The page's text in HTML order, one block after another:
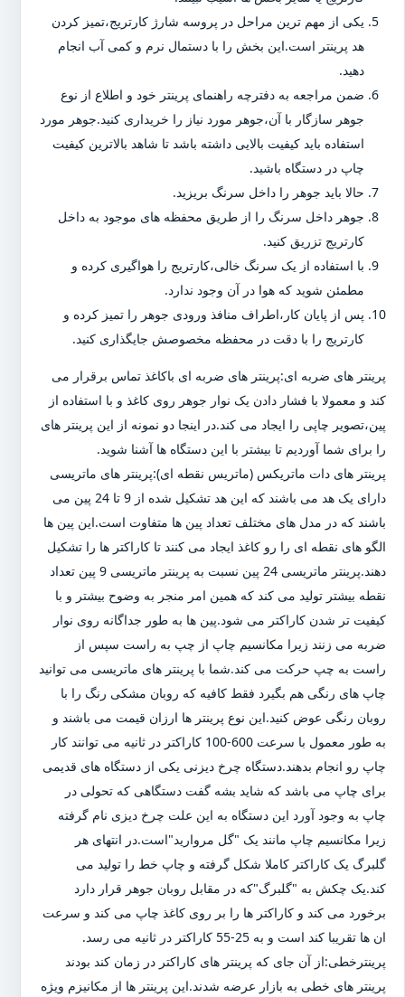
یکی از مهم ترین مراحل در پروسه شارژ کارتریج،تمیز کردن
هد پرینتر است.این بخش را با دستمال نرم و کمی آب انجام
دهید.
ضمن مراجعه به دفترچه راهنمای پرینتر خود و اطلاع از نوع
جوهر سازگار با آن،جوهر مورد نیاز را خریداری کنید.جوهر مورد
استفاده باید کیفیت بالایی داشته باشد تا شاهد بالاترین کیفیت
چاپ در دستگاه باشید.
حالا باید جوهر را داخل سرنگ بریزید.
جوهر داخل سرنگ را از طریق محفظه های موجود به داخل
کارتریج تزریق کنید.
با استفاده از یک سرنگ خالی،کارتریج را هواگیری کرده و
مطمئن شوید که هوا در آن وجود ندارد.
پس از پایان کار،اطراف منافذ ورودی جوهر را تمیز کرده و
کارتریج را با دقت در محفظه مخصوصش جایگذاری کنید.
پرینتر های ضربه ای:پرینتر های ضربه ای باکاغذ تماس برقرار می
کند و معمولا با فشار دادن یک نوار جوهر روی کاغذ و با استفاده از
پین،تصویر چاپی را ایجاد می کند.در اینجا دو نمونه از این پرینتر های
را برای شما آوردیم تا بیشتر با این دستگاه ها آشنا شوید.
پرینتر های دات ماتریکس (ماتریس نقطه ای):پرینتر های ماتریسی
دارای یک هد می باشند که این هد تشکیل شده از 9 تا 24 پین می
باشند که در مدل های مختلف تعداد پین ها متفاوت است.این پین ها
الگو های نقطه ای را رو کاغذ ایجاد می کنند تا کاراکتر ها را تشکیل
دهند.پرینتر ماتریسی 24 پین نسبت به پرینتر ماتریسی 9 پین تعداد
نقطه بیشتر تولید می کند که همین امر منجر به وضوح بیشتر و با
کیفیت تر شدن کاراکتر می شود.پین ها به طور جداگانه روی نوار
ضربه می زنند زیرا مکانسیم چاپ از چپ به راست سپس از
راست به چپ حرکت می کند.شما با پرینتر های ماتریسی می توانید
چاپ های رنگی هم بگیرد فقط کافیه که روبان مشکی رنگ را با
روبان رنگی عوض کنید.این نوع پرینتر ها ارزان قیمت می باشند و
به طور معمول با سرعت 600-100 کاراکتر در ثانیه می توانند کار
چاپ رو انجام بدهند.دستگاه چرخ دیزنی یکی از دستگاه های قدیمی
برای چاپ می باشد که شاید بشه گفت دستگاهی که تحولی در
چاپ به وجود آورد این دستگاه به این علت چرخ دیزی نام گرفته
زیرا مکانسیم چاپ مانند یک "گل مروارید"است.در انتهای هر
گلبرگ یک کاراکتر کاملا شکل گرفته و چاپ خط را تولید می
کند.یک چکش به "گلبرگ"که در مقابل روبان جوهر قرار دارد
برخورد می کند و کاراکتر ها را بر روی کاغذ چاپ می کند و سرعت
ان ها تقریبا کند است و به 25-55 کاراکتر در ثانیه می رسد.
پرینترخطی:از آن جای که پرینتر های کاراکتر در زمان کند بودند
پرینتر های خطی به بازار عرضه شدند.این پرینتر ها از مکانیزم ویژه